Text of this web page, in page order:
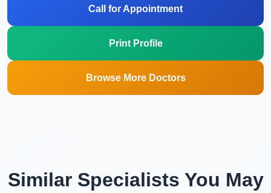
Call for Appointment
Print Profile
Browse More Doctors
Similar Specialists You May